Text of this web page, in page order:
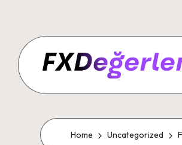
Home Uncategorized